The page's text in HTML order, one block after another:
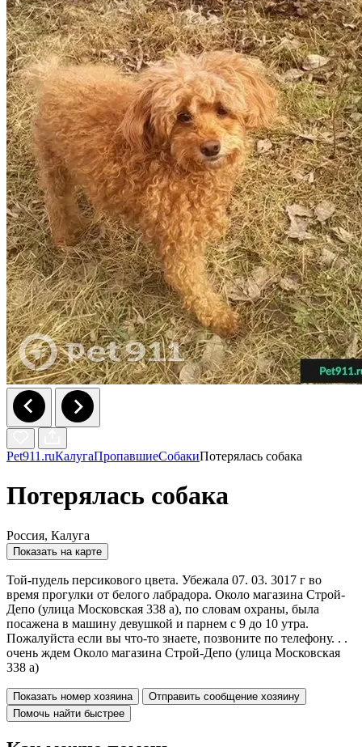
Pet911.ruКалугаПропавшиеСобакиПотерялась собака
Потерялась собака
Россия, Калуга
Показать на карте
Той-пудель персикового цвета. Убежала 07. 03. 3017 г во
время прогулки от белого лабрадора. Около магазина Строй-
Депо (улица Московская 338 а), по словам охраны, была
посажена в машину девушкой и парнем с 9 до 10 утра.
Пожалуйста если вы что-то знаете, позвоните по телефону. . .
очень ждем Около магазина Строй-Депо (улица Московская
338 а)
Показать номер хозяина
Отправить сообщение хозяину
Помочь найти быстрее